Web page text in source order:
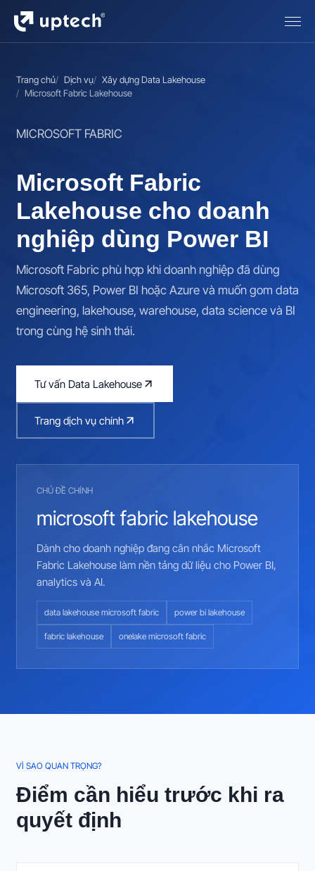
Trang chủ Dịch vụ
Xây dựng Data Lakehouse
Microsoft Fabric Lakehouse
MICROSOFT FABRIC
Microsoft Fabric
Lakehouse cho doanh
nghiệp dùng Power BI
Microsoft Fabric phù hợp khi doanh nghiệp đã dùng
Microsoft 365, Power BI hoặc Azure và muốn gom data
engineering, lakehouse, warehouse, data science và BI
trong cùng hệ sinh thái.
Tư vấn Data Lakehouse
Trang dịch vụ chính
CHỦ ĐỀ CHÍNH
microsoft fabric lakehouse
Dành cho doanh nghiệp đang cân nhắc Microsoft
Fabric Lakehouse làm nền tảng dữ liệu cho Power BI,
analytics và AI.
data lakehouse microsoft fabric power bi lakehouse
fabric lakehouse onelake microsoft fabric
VÌ SAO QUAN TRỌNG?
Điểm cần hiểu trước khi ra
quyết định